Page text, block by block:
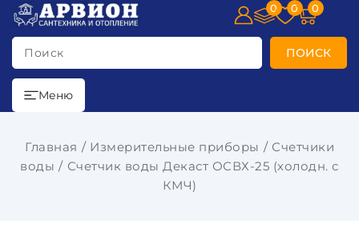
Поиск ПОИСК
0 0 0
Меню
Главная Измерительные приборы
Счетчики
воды
Счетчик воды Декаст ОСВХ-25 (холодн. с
КМЧ)